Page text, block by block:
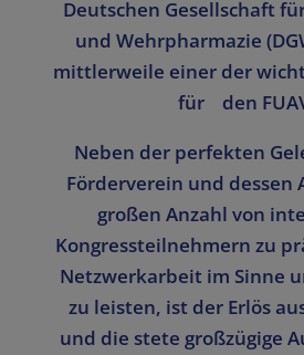
Deutschen Gesellschaft
und Wehrpharmazie
mittlerweile einer der
für den
Neben der perfekten
Förderverein und dessen
großen Anzahl von
Kongressteilnehmern zu
Netzwerkarbeit im Sinne
zu leisten, ist der Erlös
und die stete großzügige